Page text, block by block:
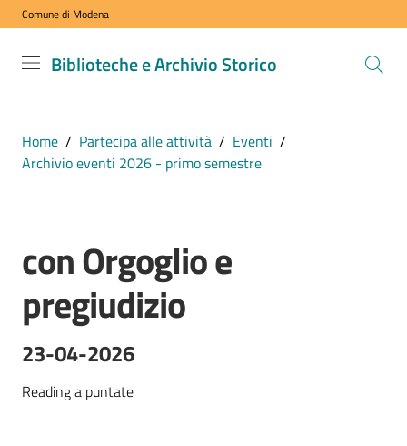
Vai al contenuto
Vai alla navigazione
Vai al footer
Comune di Modena
Biblioteche e Archivio Storico
Biblioteche
COMUNE DI
MODENA
nostri
ESPLORA
i
Home / Partecipa alle attività / Eventi /
Archivio eventi 2026 - primo semestre
Salta al contenuto
con Orgoglio e
pregiudizio
23-04-2026
Reading a puntate